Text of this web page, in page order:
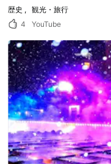
介！
歴史
観光・旅行
4
YouTube